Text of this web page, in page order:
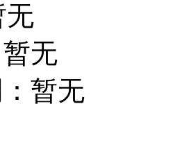
无
暂无
暂无